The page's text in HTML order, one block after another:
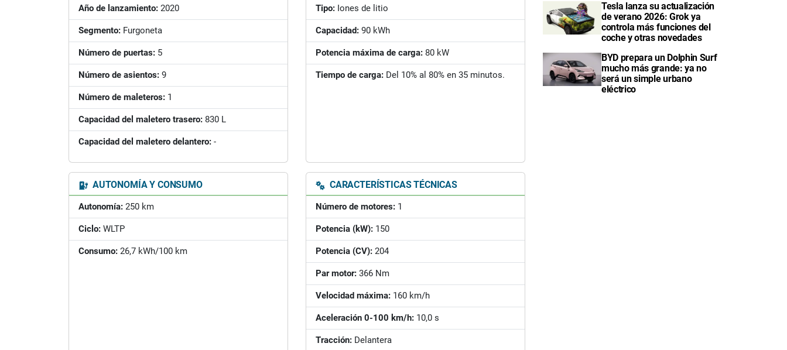
Año de lanzamiento: 2020
Segmento: Furgoneta
Número de puertas: 5
Número de asientos: 9
Número de maleteros: 1
Capacidad del maletero trasero: 830 L
Capacidad del maletero delantero: -
Tipo: Iones de litio
Capacidad: 90 kWh
Potencia máxima de carga: 80 kW
Tiempo de carga: Del 10% al 80% en 35 minutos.
AUTONOMÍA Y CONSUMO
Autonomía: 250 km
Ciclo: WLTP
Consumo: 26,7 kWh/100 km
CARACTERÍSTICAS TÉCNICAS
Número de motores: 1
Potencia (kW): 150
Potencia (CV): 204
Par motor: 366 Nm
Velocidad máxima: 160 km/h
Aceleración 0-100 km/h: 10,0 s
Tracción: Delantera
Tesla lanza su actualización
de verano 2026: Grok ya
controla más funciones del
coche y otras novedades
BYD prepara un Dolphin Surf
mucho más grande: ya no
será un simple urbano
eléctrico